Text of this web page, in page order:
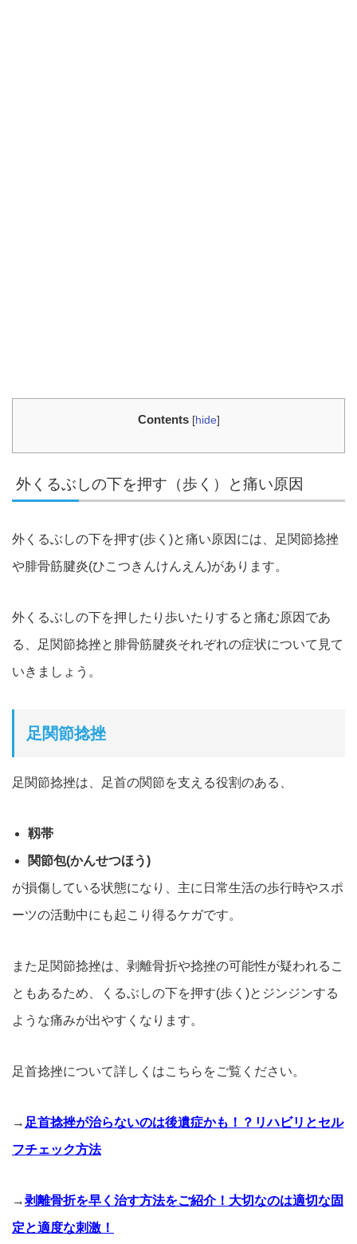
Contents [hide]
外くるぶしの下を押す（歩く）と痛い原因
外くるぶしの下を押す(歩く)と痛い原因には、足関節捻挫
や腓骨筋腱炎(ひこつきんけんえん)があります。
外くるぶしの下を押したり歩いたりすると痛む原因であ
る、足関節捻挫と 腓骨筋腱炎それぞれの症状について見て
いきましょう。
足関節捻挫
足関節捻挫は、足首の関節を支える役割のある、
靱帯
関節包(かんせつほう)
が損傷している状態になり、主に日常生活の歩行時やスポ
ーツの活動中にも起こり得るケガです。
また足関節捻挫は、剥離骨折や捻挫の可能性が疑われるこ
ともあるため、くるぶしの下を押す(歩く)とジンジンする
ような痛みが出やすくなります。
足首捻挫について詳しくはこちらをご覧ください。
→ 足首捻挫が治らないのは後遺症かも！？リハビリとセル
フチェック方法
→剥離骨折を早く治す方法をご紹介！大切なのは適切な固
定と適度な刺激！